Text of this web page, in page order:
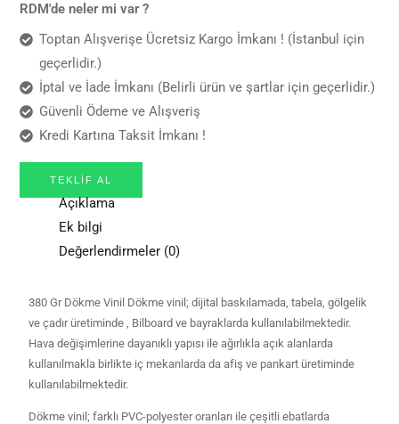
RDM'de neler mi var ?
Toptan Alışverişe Ücretsiz Kargo İmkanı ! (İstanbul için
geçerlidir.)
İptal ve İade İmkanı (Belirli ürün ve şartlar için geçerlidir.)
Güvenli Ödeme ve Alışveriş
Kredi Kartına Taksit İmkanı !
TEKLIF AL
Açıklama
Ek bilgi
Değerlendirmeler (0)
380 Gr Dökme Vinil Dökme vinil; dijital baskılamada, tabela, gölgelik
ve çadır üretiminde , Bilboard ve bayraklarda kullanılabilmektedir.
Hava değişimlerine dayanıklı yapısı ile ağırlıkla açık alanlarda
kullanılmakla birlikte iç mekanlarda da afiş ve pankart üretiminde
kullanılabilmektedir.
Dökme vinil; farklı PVC-polyester oranları ile çeşitli ebatlarda